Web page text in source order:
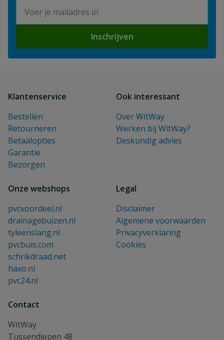
Inschrijven
Klantenservice
Bestellen
Retourneren
Betaalopties
Garantie
Bezorgen
Ook interessant
Over WitWay
Werken bij WitWay?
Deskundig advies
Onze webshops
pvcvoordeel.nl
drainagebuizen.nl
tyleenslang.nl
pvcbuis.com
schrikdraad.net
haxo.nl
pvc24.nl
Legal
Disclaimer
Algemene voorwaarden
Privacyverklaring
Cookies
Contact
WitWay
Tussendiepen 48